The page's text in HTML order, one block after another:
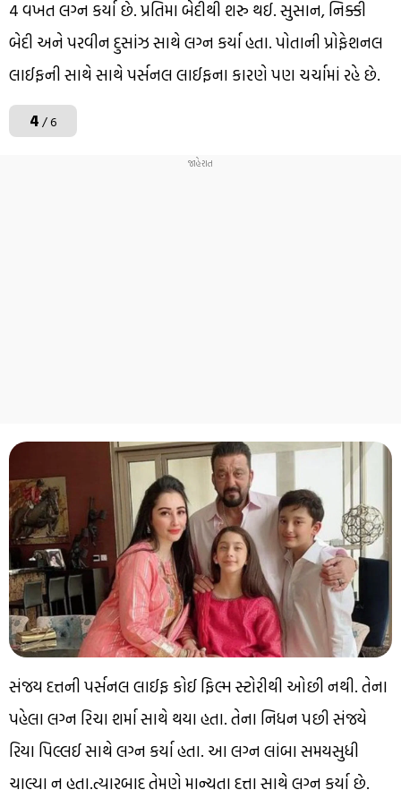
4 વખત લગ્ન કર્યા છે. પ્રતિમા બેદીથી શરુ થઈ. સુસાન, નિક્કી
બેદી અને પરવીન દુસાંઝ સાથે લગ્ન કર્યા હતા. પોતાની પ્રોફેશનલ
લાઈફની સાથે સાથે પર્સનલ લાઈફના કારણે પણ ચર્ચામાં રહે છે.
4/ 6
સંજય દત્તની પર્સનલ લાઈફ કોઈ ફિલ્મ સ્ટોરીથી ઓછી નથી. તેના
પહેલા લગ્ન રિચા શર્મા સાથે થયા હતા. તેના નિધન પછી સંજયે
રિયા પિલ્લઈ સાથે લગ્ન કર્યા હતા. આ લગ્ન લાંબા સમયસુધી
ચાલ્યા ન હતા.ત્યારબાદ તેમણે માન્યતા દત્તા સાથે લગ્ન કર્યા છે.